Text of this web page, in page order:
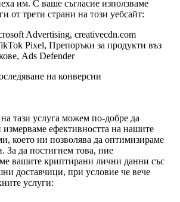
им. С ваше съгласие използваме
от трети страни на този уебсайт:
Advertising, creativecdn.com
Pixel, Препоръки за продукти въз
Ads Defender
на конверсии
тази услуга можем по-добре да
измерваме ефективността на нашите
което ни позволява да оптимизираме
За да постигнем това, ние
вашите криптирани лични данни със
доставчици, при условие че вече
услуги: